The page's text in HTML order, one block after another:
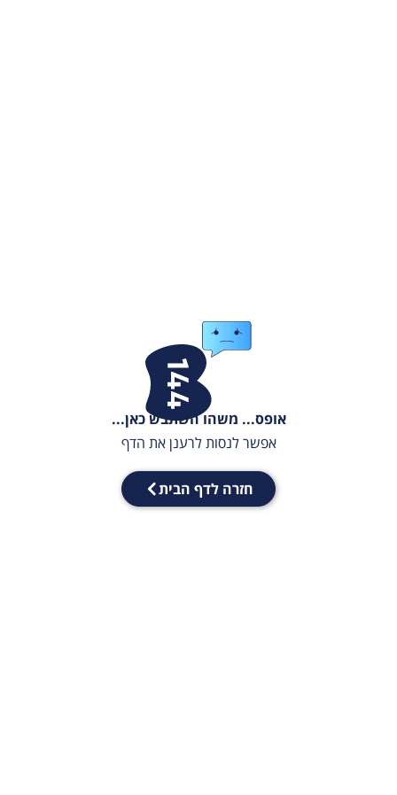
אופס... משהו השתבש כאן...
אפשר לנסות לרענן את הדף
חזרה לדף הבית